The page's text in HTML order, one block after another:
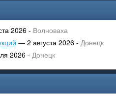
2026 - Волноваха
— 2 августа 2026 - Донецк
2026 - Донецк